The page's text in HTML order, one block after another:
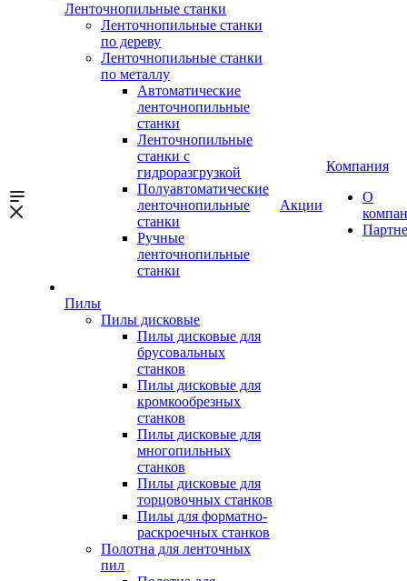
Ленточнопильные станки
Ленточнопильные станки
по дереву
Ленточнопильные станки
по металлу
Автоматические
ленточнопильные
станки
Ленточнопильные
станки с
гидроразгрузкой
Полуавтоматические
ленточнопильные
станки
Ручные
ленточнопильные
станки
Пилы
Пилы дисковые
Пилы дисковые для
брусовальных
станков
Пилы дисковые для
кромкообрезных
станков
Пилы дисковые для
многопильных
станков
Пилы дисковые для
торцовочных станков
Пилы для форматно-
раскроечных станков
Полотна для ленточных
пил
Акции
Компания
О